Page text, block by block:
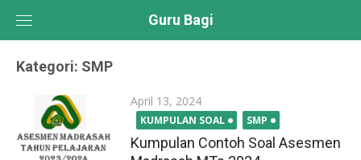
Guru Bagi
Kategori: SMP
Posted
on
April 13, 2024
KUMPULAN SOAL SMP
Kumpulan Contoh Soal Asesmen